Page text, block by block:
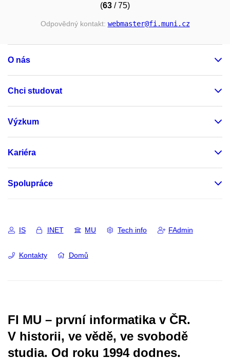
(63 / 75)
Odpovědný kontakt: webmaster@fi.muni.cz
O nás
Chci studovat
Výzkum
Kariéra
Spolupráce
IS INET MU Tech info FAdmin
Kontakty Domů
FI MU – první informatika v ČR.
V historii, ve vědě, ve svobodě
studia. Od roku 1994 dodnes.